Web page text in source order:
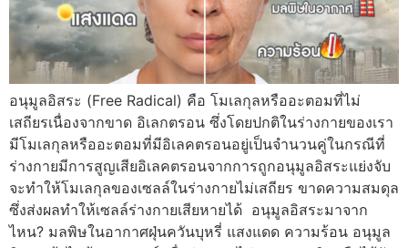
อนุมูลอิสระ (Free Radical) คือ โมเลกุลหรืออะตอมที่ไม่
เสถียรเนื่องจากขาด อิเลกตรอน ซึ่งโดยปกติในร่างกายของเรา
มีโมเลกุลหรืออะตอมที่มีอิเลคตรอนอยู่เป็นจำนวนคู่ในกรณีที่
ร่างกายมีการสูญเสียอิเลคตรอนจากการถูกอนุมูลอิสระแย่งจับ
จะทำให้โมเลกุลของเซลล์ในร่างกายไม่เสถียร ขาดความสมดุล
ซึ่งส่งผลทำให้เซลล์ร่างกายเสียหายได้ อนุมูลอิสระมาจาก
ไหน? มลพิษในอากาศฝุ่นควันบุหรี่ แสงแดด ความร้อน อนุมูล